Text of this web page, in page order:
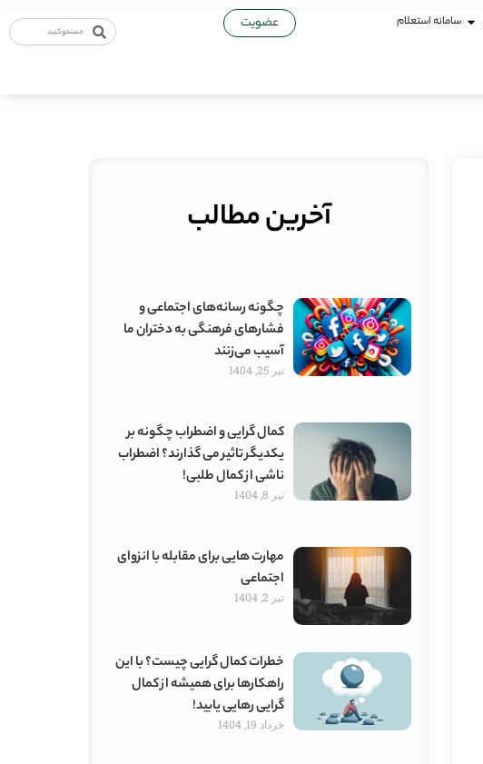
سامانه استعلام عضویت
آخرین مطالب
چگونه رسانه‌های اجتماعی و
فشارهای فرهنگی به دختران ما
آسیب می‌زنند
تیر 25, 1404
کمال گرایی و اضطراب چگونه بر
یکدیگر تاثیر می گذارند؟ اضطراب
ناشی از کمال طلبی!
تیر 8, 1404
مهارت هایی برای مقابله با انزوای
اجتماعی
تیر 2, 1404
خطرات کمال گرایی چیست؟ با این
راهکارها برای همیشه از کمال
گرایی رهایی یابید!
خرداد 19, 1404